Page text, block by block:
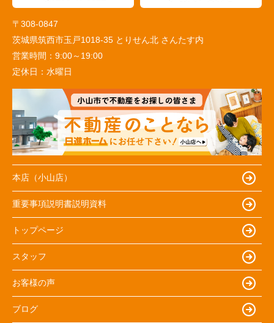
〒308-0847
茨城県筑西市玉戸1018-35 とりせん北 さんたす内
営業時間： 9:00～19:00
定休日： 水曜日
本店（小山店）
重要事項説明書説明資料
トップページ
スタッフ
お客様の声
ブログ